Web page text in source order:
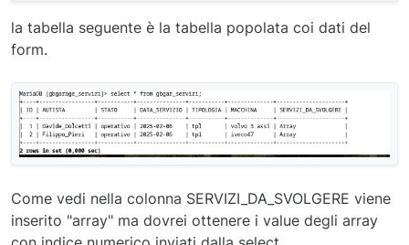
la tabella seguente è la tabella popolata coi dati del
form.
Come vedi nella colonna SERVIZI_DA_SVOLGERE viene
inserito "array" ma dovrei ottenere i value degli array